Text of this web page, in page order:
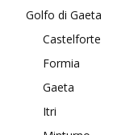
Golfo di Gaeta
Castelforte
Formia
Gaeta
Itri